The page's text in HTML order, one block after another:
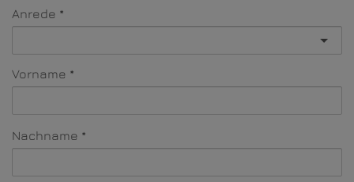
Anrede
Vorname
Nachname